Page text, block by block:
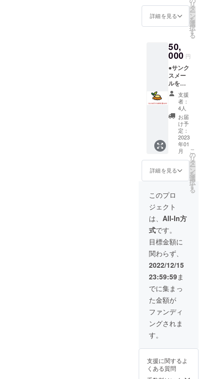
に、1月
末頃領
す。
をお送
りしま
す。 ※
当法人
NPO法
人で
す。
当法人
へのご
寄付は
税制優
遇の対
象とな
りま
す。
確定申
告に間
に合う
よう
に、1月
末頃領
しま
す。
詳細を見る
リ
タ
ー
ン
を
選
択
す
る
50,
000 円
●サンク
スメー
ルをお
送りし
ます。
●皆様の
ご支援
の成果
をご報
告しま
す。 ●
領収書
をお送
りしま
す。 ※
当法人
は認定
NPO法
人で
す。
当法人
へのご
寄付は
税制優
遇の対
象とな
りま
す。
確定申
告に間
に合う
よう
に、1月
末頃領
しま
支援
者：
4人
お届
け予
定：
2023
年01
月
詳細を見る
こ
の
リ
タ
ー
ン
を
選
択
す
る
このプロ
ジェクト
は、 All-In方
式です。
目標金額に
関わらず、
2022/12/15
23:59:59ま
でに集まっ
た金額が
ファンディ
ングされま
す。
支援に関するよ
くある質問